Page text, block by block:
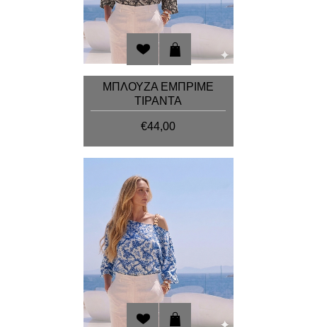
ΜΠΛΟΥΖΑ ΕΜΠΡΙΜΕ
ΤΙΡΑΝΤΑ
€44,00